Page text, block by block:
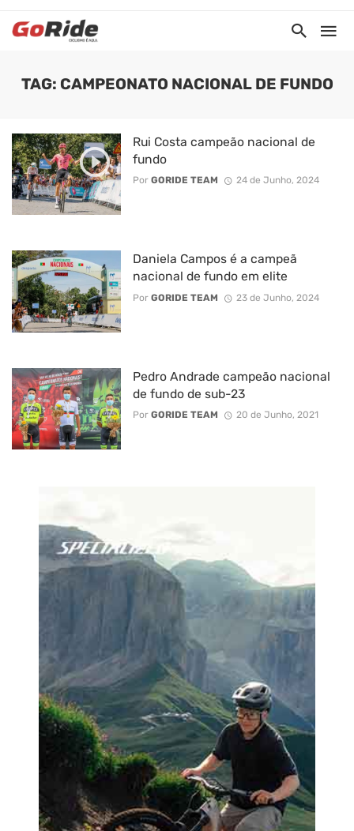
TAG: CAMPEONATO NACIONAL DE FUNDO
Rui Costa campeão nacional de
fundo
Por GORIDE TEAM 24 de Junho, 2024
Daniela Campos é a campeã
nacional de fundo em elite
Por GORIDE TEAM 23 de Junho, 2024
Pedro Andrade campeão nacional
de fundo de sub-23
Por GORIDE TEAM 20 de Junho, 2021